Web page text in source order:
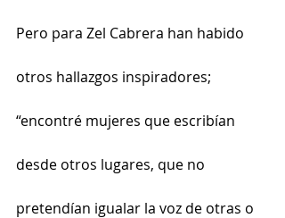
Pero para Zel Cabrera han habido
otros hallazgos inspiradores;
“encontré mujeres que escribían
desde otros lugares, que no
pretendían igualar la voz de otras o